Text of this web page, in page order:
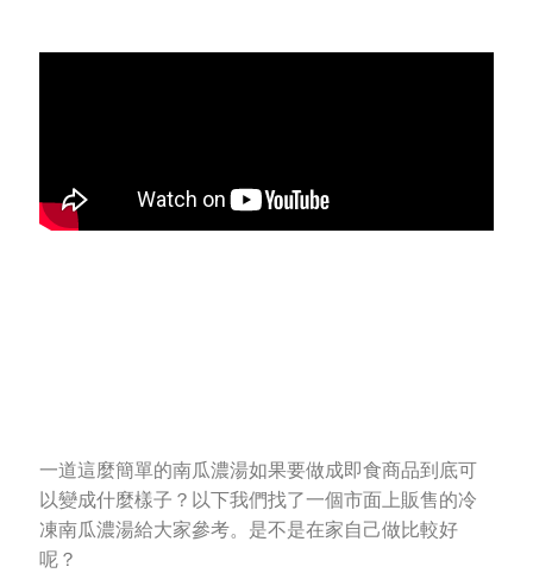
一道這麼簡單的南瓜濃湯如果要做成即食商品到底可
以變成什麼樣子？以下我們找了一個市面上販售的冷
凍南瓜濃湯給大家參考。是不是在家自己做比較好
呢？